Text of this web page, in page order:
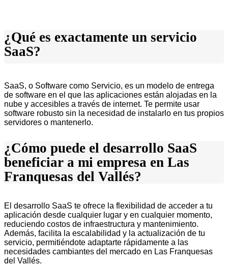
¿Qué es exactamente un servicio
SaaS?
SaaS, o Software como Servicio, es un modelo de entrega
de software en el que las aplicaciones están alojadas en la
nube y accesibles a través de internet. Te permite usar
software robusto sin la necesidad de instalarlo en tus propios
servidores o mantenerlo.
¿Cómo puede el desarrollo SaaS
beneficiar a mi empresa en Las
Franquesas del Vallés?
El desarrollo SaaS te ofrece la flexibilidad de acceder a tu
aplicación desde cualquier lugar y en cualquier momento,
reduciendo costos de infraestructura y mantenimiento.
Además, facilita la escalabilidad y la actualización de tu
servicio, permitiéndote adaptarte rápidamente a las
necesidades cambiantes del mercado en Las Franquesas
del Vallés.